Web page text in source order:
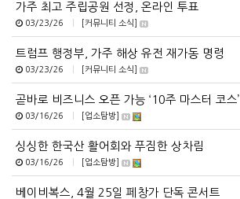
가주 최고 주립공원 선정, 온라인 투표
03/23/26 [커뮤니티 소식]
트럼프 행정부, 가주 해상 유전 재가동 명령
03/23/26 [커뮤니티 소식]
곧바로 비즈니스 오픈 가능 ‘10주 마스터 코스’
03/16/26 [업소탐방]
싱싱한 한국산 활어회와 푸짐한 상차림
03/16/26 [업소탐방]
베이비복스, 4월 25일 페창가 단독 콘서트